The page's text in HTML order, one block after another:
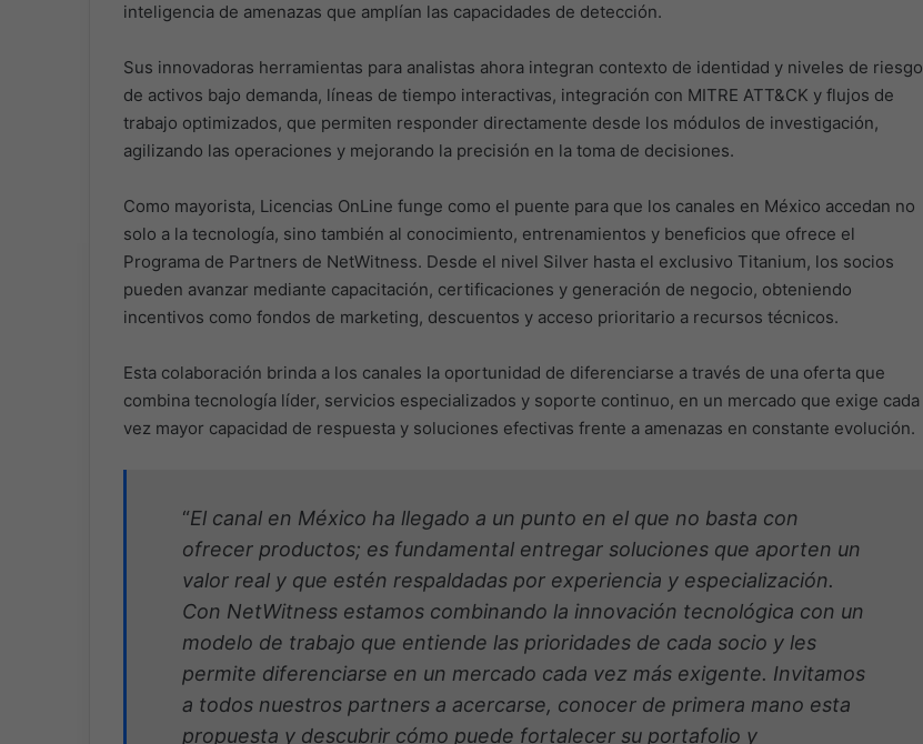
inteligencia de amenazas que amplían las capacidades de detección.
Sus innovadoras herramientas para analistas ahora integran contexto de identidad y niveles de riesgo
de activos bajo demanda, líneas de tiempo interactivas, integración con MITRE ATT&CK y flujos de
trabajo optimizados, que permiten responder directamente desde los módulos de investigación,
agilizando las operaciones y mejorando la precisión en la toma de decisiones.
Como mayorista, Licencias OnLine funge como el puente para que los canales en México accedan no
solo a la tecnología, sino también al conocimiento, entrenamientos y beneficios que ofrece el
Programa de Partners de NetWitness. Desde el nivel Silver hasta el exclusivo Titanium, los socios
pueden avanzar mediante capacitación, certificaciones y generación de negocio, obteniendo
incentivos como fondos de marketing, descuentos y acceso prioritario a recursos técnicos.
Esta colaboración brinda a los canales la oportunidad de diferenciarse a través de una oferta que
combina tecnología líder, servicios especializados y soporte continuo, en un mercado que exige cada
vez mayor capacidad de respuesta y soluciones efectivas frente a amenazas en constante evolución.
“El canal en México ha llegado a un punto en el que no basta con
ofrecer productos; es fundamental entregar soluciones que aporten un
valor real y que estén respaldadas por experiencia y especialización.
Con NetWitness estamos combinando la innovación tecnológica con un
modelo de trabajo que entiende las prioridades de cada socio y les
permite diferenciarse en un mercado cada vez más exigente. Invitamos
a todos nuestros partners a acercarse, conocer de primera mano esta
propuesta y descubrir cómo puede fortalecer su portafolio y